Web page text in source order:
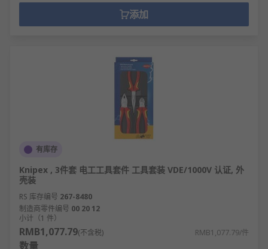
添加
有库存
Knipex , 3件套 电工工具套件 工具套装 VDE/1000V 认证, 外
壳装
RS 库存编号 267-8480
制造商零件编号 00 20 12
小计（1 件）
RMB1,077.79(不含税) RMB1,077.79/件
数量